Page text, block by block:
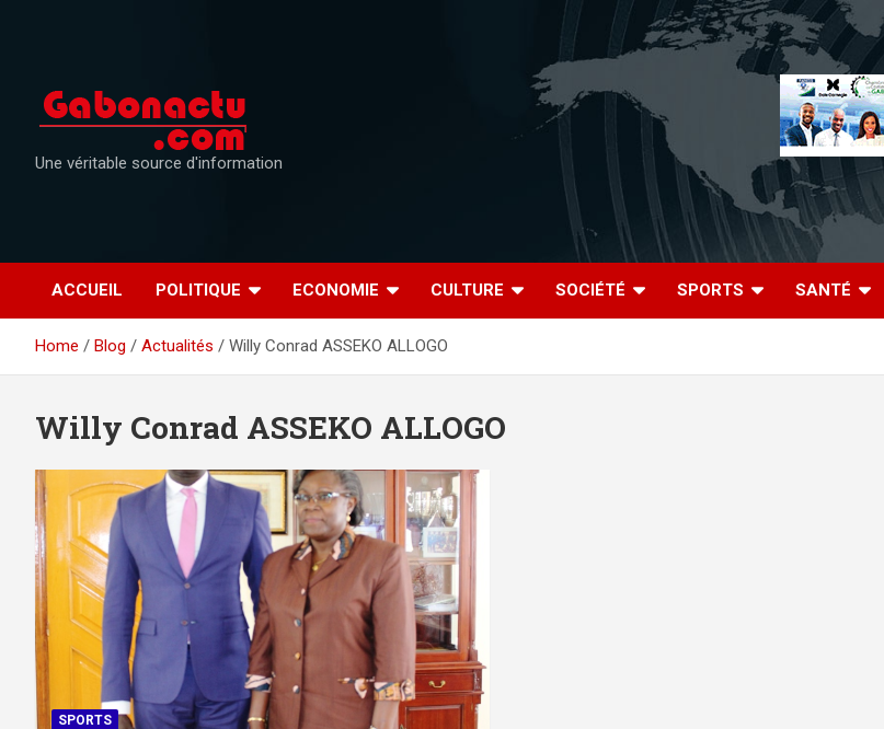
Une véritable source d'information
ACCUEIL POLITIQUE ECONOMIE CULTURE SOCIÉTÉ SPORTS SANTÉ
Home Blog Actualités Willy Conrad ASSEKO ALLOGO
Willy Conrad ASSEKO ALLOGO
SPORTS